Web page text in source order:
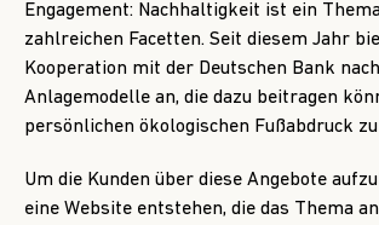
Engagement: Nachhaltigkeit ist ein
zahlreichen Facetten. Seit diesem Jahr
Kooperation mit der Deutschen Bank
Anlagemodelle an, die dazu beitragen
persönlichen ökologischen Fußabdruck
Um die Kunden über diese Angebote
eine Website entstehen, die das Thema